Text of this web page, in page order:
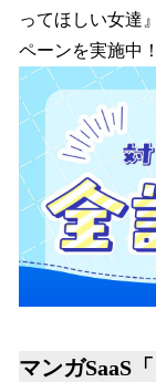
ってほしい女達
ペーンを実施中！
マンガSaaS